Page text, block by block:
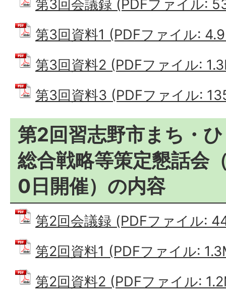
第3回会議録 (PDFファイル:
第3回資料1 (PDFファイル:
第3回資料2 (PDFファイル:
第3回資料3 (PDFファイル:
第2回習志野市まち・
総合戦略等策定懇話会
0日開催）の内容
第2回会議録 (PDFファイル:
第2回資料1 (PDFファイル:
第2回資料2 (PDFファイル: